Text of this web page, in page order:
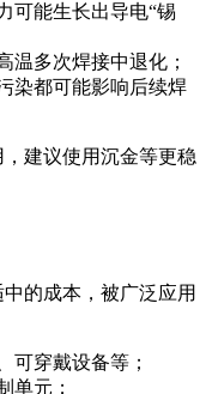
可能生长出导电“锡
温多次焊接中退化；
染都可能影响后续焊
建议使用沉金等更稳
的成本，被广泛应用
可穿戴设备等；
单元；